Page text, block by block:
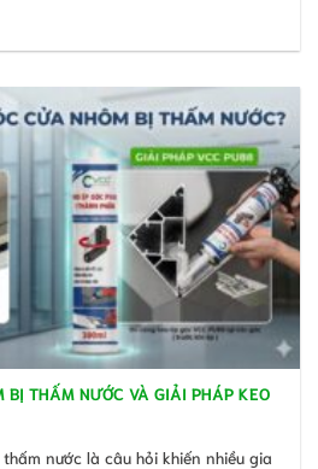
BỊ THẤM NƯỚC VÀ GIẢI PHÁP KEO
nước là câu hỏi khiến nhiều gia